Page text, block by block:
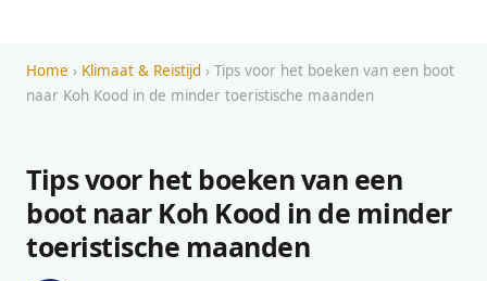
Home › Klimaat & Reistijd › Tips voor het boeken van een boot
naar Koh Kood in de minder toeristische maanden
Tips voor het boeken van een
boot naar Koh Kood in de minder
toeristische maanden